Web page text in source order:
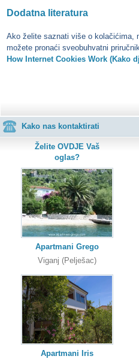
Dodatna literatura
Ako želite saznati više o kolačićima,
možete pronaći sveobuhvatni
How Internet Cookies Work (Kako
Kako nas kontaktirati
Želite OVDJE Vaš
oglas?
Apartmani Grego
Viganj (Pelješac)
Apartmani Iris